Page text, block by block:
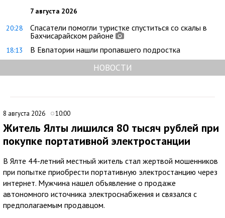
7 августа 2026
20:28
Спасатели помогли туристке спуститься со скалы в
Бахчисарайском районе
18:13 В Евпатории нашли пропавшего подростка
НОВОСТИ
8 августа 2026 10:00
Житель Ялты лишился 80 тысяч рублей при
покупке портативной электростанции
В Ялте 44-летний местный житель стал жертвой мошенников
при попытке приобрести портативную электростанцию через
интернет. Мужчина нашел объявление о продаже
автономного источника электроснабжения и связался с
предполагаемым продавцом.